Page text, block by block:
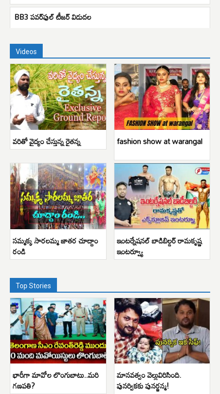
BB3 ప‌వ‌ర్‌ఫుల్ టీజ‌ర్‌ విడుద‌ల
Videos
వరితో వైద్యం చేస్తున్న రైతన్న fashion show at warangal
సమ్మక్క సారలమ్మ జాతర చూద్దాం
రండి
ఇంటర్నేషనల్ బాడిబిల్డర్ రామకృష్ణ
ఇంటర్వ్యూ
Top Stories
భారీగా మావోల లొంగుబాటు..మరి
గణపతి?
మానవత్వం వెల్లువిరిసింది.
పునర్వికకు పునర్జన్మ!